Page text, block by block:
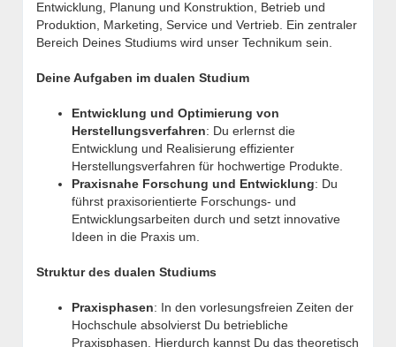
Entwicklung, Planung und Konstruktion, Betrieb und
Produktion, Marketing, Service und Vertrieb. Ein zentraler
Bereich Deines Studiums wird unser Technikum sein.
Deine Aufgaben im dualen Studium
Entwicklung und Optimierung von
Herstellungsverfahren: Du erlernst die
Entwicklung und Realisierung effizienter
Herstellungsverfahren für hochwertige Produkte.
Praxisnahe Forschung und Entwicklung: Du
führst praxisorientierte Forschungs- und
Entwicklungsarbeiten durch und setzt innovative
Ideen in die Praxis um.
Struktur des dualen Studiums
Praxisphasen: In den vorlesungsfreien Zeiten der
Hochschule absolvierst Du betriebliche
Praxisphasen. Hierdurch kannst Du das theoretisch